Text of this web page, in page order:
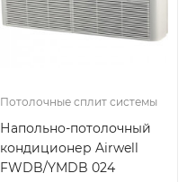
Потолочные сплит системы
Напольно-потолочный
кондиционер Airwell
FWDB/YMDB 024